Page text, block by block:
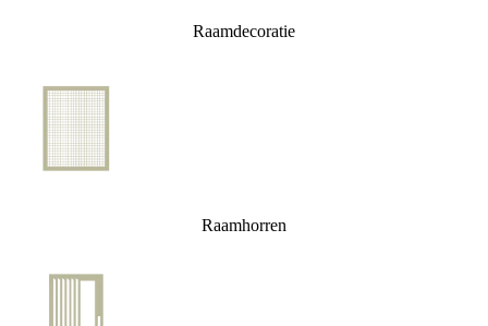
Raamdecoratie
Raamhorren